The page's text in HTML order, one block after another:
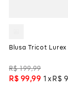
Blusa Tricot Lurex
R$ 199,99
R$ 99,99 1 R$